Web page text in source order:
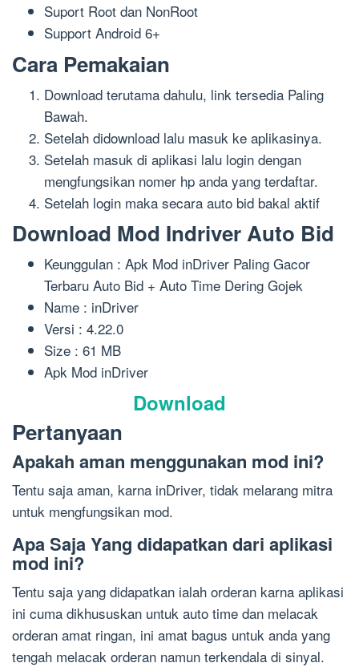
Suport Root dan NonRoot
Support Android 6+
Cara Pemakaian
Download terutama dahulu, link tersedia Paling
Bawah.
Setelah didownload lalu masuk ke aplikasinya.
Setelah masuk di aplikasi lalu login dengan
mengfungsikan nomer hp anda yang terdaftar.
Setelah login maka secara auto bid bakal aktif
Download Mod Indriver Auto Bid
Keunggulan : Apk Mod inDriver Paling Gacor
Terbaru Auto Bid + Auto Time Dering Gojek
Name : inDriver
Versi : 4.22.0
Size : 61 MB
Apk Mod inDriver
Download
Pertanyaan
Apakah aman menggunakan mod ini?
Tentu saja aman, karna inDriver, tidak melarang mitra
untuk mengfungsikan mod.
Apa Saja Yang didapatkan dari aplikasi
mod ini?
Tentu saja yang didapatkan ialah orderan karna aplikasi
ini cuma dikhususkan untuk auto time dan melacak
orderan amat ringan, ini amat bagus untuk anda yang
tengah melacak orderan namun terkendala di sinyal.